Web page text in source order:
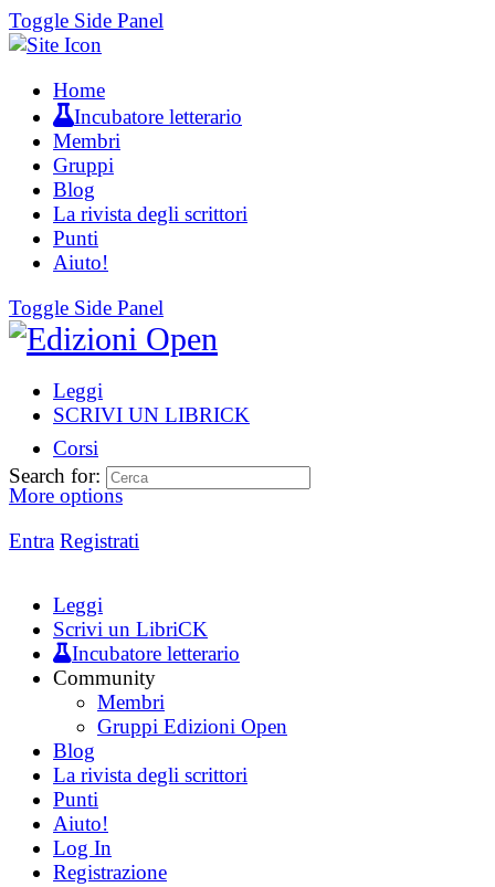
Toggle Side Panel
Home
Incubatore letterario
Membri
Gruppi
Blog
La rivista degli scrittori
Punti
Aiuto!
Toggle Side Panel
Leggi
SCRIVI UN LIBRICK
Corsi
More options
Entra Registrati
Search for:
Leggi
Scrivi un LibriCK
Incubatore letterario
Community
Membri
Gruppi Edizioni Open
Blog
La rivista degli scrittori
Punti
Aiuto!
Log In
Registrazione